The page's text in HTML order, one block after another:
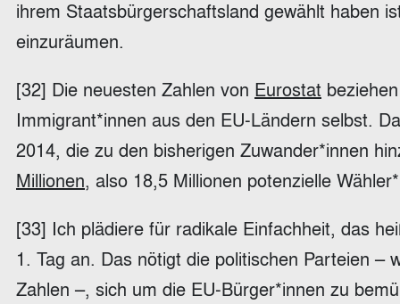
ihrem Staatsbürgerschaftsland gewählt haben
einzuräumen.
[32] Die neuesten Zahlen von Eurostat
Immigrant*innen aus den EU-Ländern selbst.
2014, die zu den bisherigen Zuwander*innen
Millionen, also 18,5 Millionen potenzielle
[33] Ich plädiere für radikale Einfachheit, das
1. Tag an. Das nötigt die politischen Parteien
Zahlen –, sich um die EU-Bürger*innen zu